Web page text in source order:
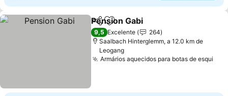
PartilharAdicionar aos favoritos
Pension Gabi
9,5 Excelente
264
Saalbach Hinterglemm, a 12.0 km de
Leogang
Armários aquecidos para botas de esqui